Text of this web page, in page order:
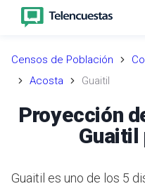
Censos de Población
Acosta
Guaitil
Proyección
Guaitil
Guaitil es uno de los 5